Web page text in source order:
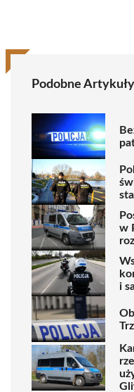
Podobne Artykuły
w
i